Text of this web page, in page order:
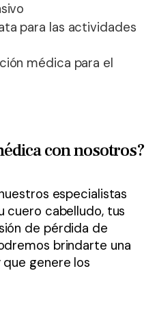
para las actividades
médica para el
con nosotros?
especialistas
cuero cabelludo, tus
de pérdida de
brindarte una
genere los